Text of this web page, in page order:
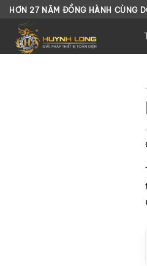
Chuyển
dung
HƠN 27 NĂM ĐỒNG HÀNH CÙNG